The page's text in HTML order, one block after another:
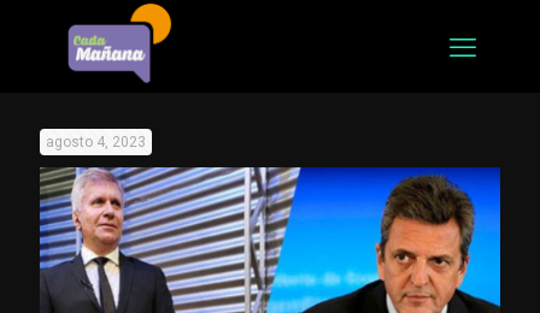
agosto 4, 2023